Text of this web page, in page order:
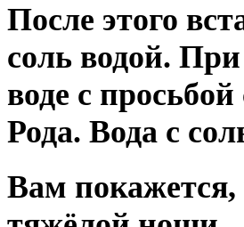
После этого
соль водой.
воде с
Рода. Вода с
Вам покажется,